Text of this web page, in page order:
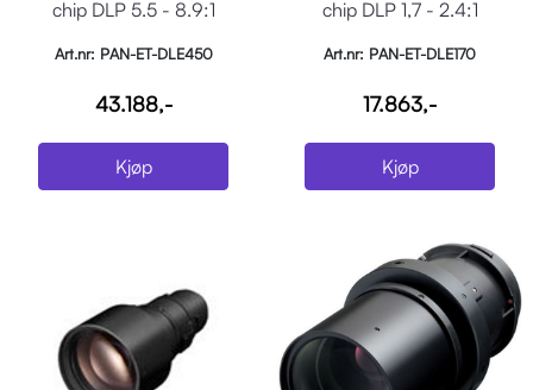
chip DLP 5.5 - 8.9:1
Art.nr: PAN-ET-DLE450
43.188,-
Kjøp
chip DLP 1,7 - 2.4:1
Art.nr: PAN-ET-DLE170
17.863,-
Kjøp